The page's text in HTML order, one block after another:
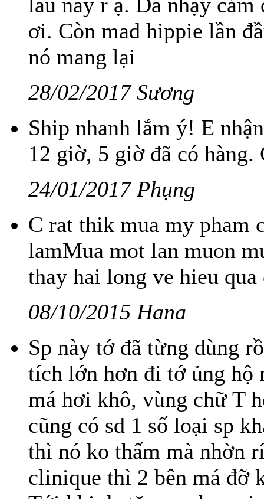
ơi. Còn mad hippie lần
nó mang lại
28/02/2017 Sương
Ship nhanh lắm ý! E
12 giờ, 5 giờ đã có hàng.
24/01/2017 Phụng
C rat thik mua my pham
lamMua mot lan muon
thay hai long ve hieu qua
08/10/2015 Hana
Sp này tớ đã từng dùng
tích lớn hơn đi tớ ủng hộ
má hơi khô, vùng chữ T
cũng có sd 1 số loại sp
thì nó ko thấm mà nhờn
clinique thì 2 bên má đỡ